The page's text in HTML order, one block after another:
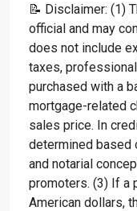
📝 Disclaimer: (1)
official and may
does not include
taxes,
purchased with a
mortgage-related
sales price. In
determined based
and notarial
promoters. (3) If a
American dollars,